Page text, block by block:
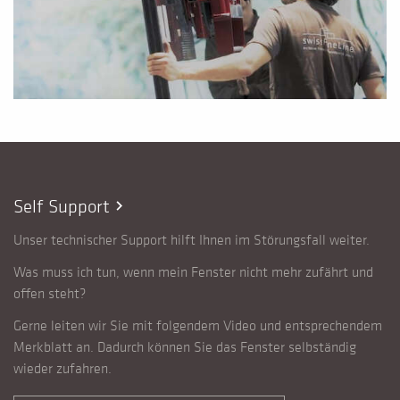
Self Support chevron_right
Unser technischer Support hilft Ihnen im Störungsfall weiter.
Was muss ich tun, wenn mein Fenster nicht mehr zufährt und
offen steht?
Gerne leiten wir Sie mit folgendem Video und entsprechendem
Merkblatt an. Dadurch können Sie das Fenster selbständig
wieder zufahren.